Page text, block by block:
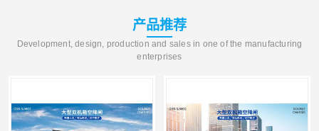
产品推荐
Development, design, production and sales in one of the manufacturing
enterprises